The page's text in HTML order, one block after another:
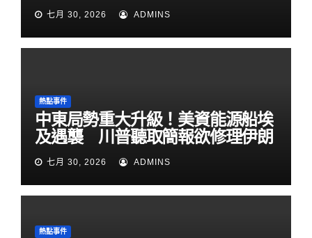
七月 30, 2026 ADMINS
熱點事件
中東局勢重大升級！美資能源船埃
及遇襲 川普聽取簡報欲修理伊朗
七月 30, 2026 ADMINS
熱點事件